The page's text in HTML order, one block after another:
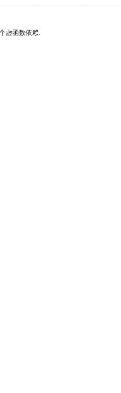
虚函数依赖.